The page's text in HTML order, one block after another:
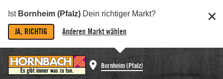
Ist Bornheim (Pfalz) Dein richtiger Markt?
JA, RICHTIG Anderen Markt wählen
Bornheim (Pfalz)